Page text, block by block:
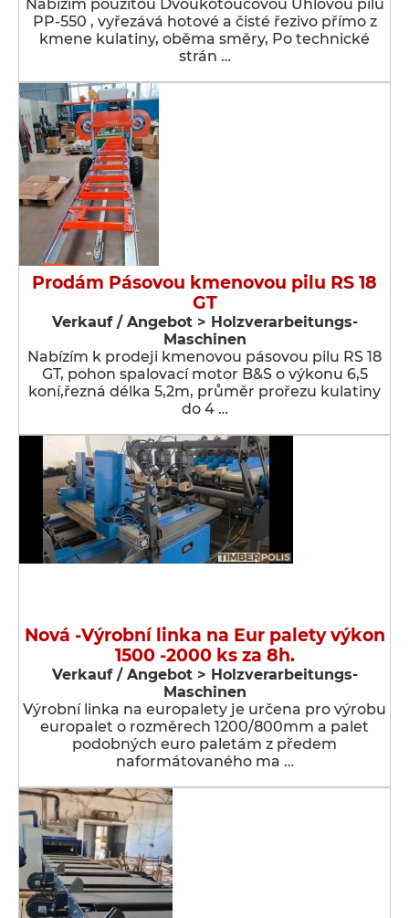
Nabízím použitou Dvoukotoučovou Úhlovou pilu
PP-550 , vyřezává hotové a čisté řezivo přímo z
kmene kulatiny, oběma směry, Po technické
strán …
Prodám Pásovou kmenovou pilu RS 18
GT
Verkauf / Angebot > Holzverarbeitungs-
Maschinen
Nabízím k prodeji kmenovou pásovou pilu RS 18
GT, pohon spalovací motor B&S o výkonu 6,5
koní,řezná délka 5,2m, průměr prořezu kulatiny
do 4 …
Nová -Výrobní linka na Eur palety výkon
1500 -2000 ks za 8h.
Verkauf / Angebot > Holzverarbeitungs-
Maschinen
Výrobní linka na europalety je určena pro výrobu
europalet o rozměrech 1200/800mm a palet
podobných euro paletám z předem
naformátovaného ma …